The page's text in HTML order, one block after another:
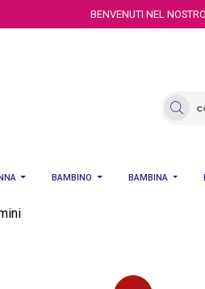
BENVENUTI NEL
BAMBINO BAMBINA